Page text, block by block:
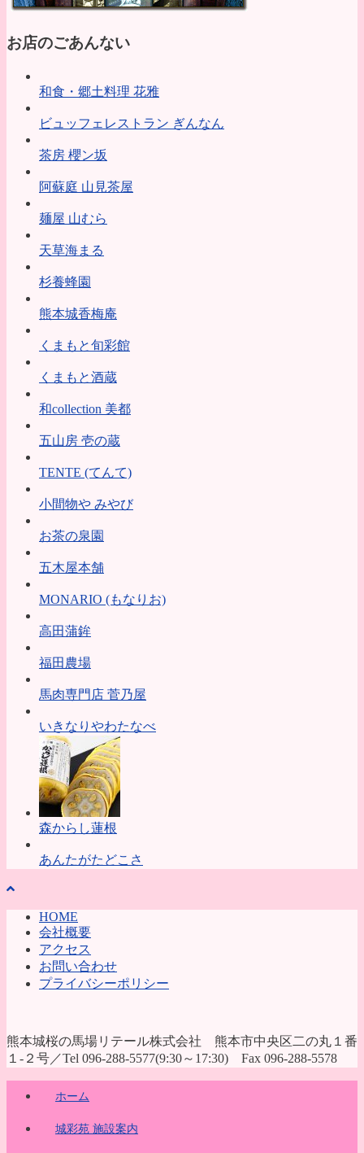
お店のごあんない
和食・郷土料理 花雅
ビュッフェレストラン ぎんなん
茶房 櫻ン坂
阿蘇庭 山見茶屋
麺屋 山むら
天草海まる
杉養蜂園
熊本城香梅庵
くまもと旬彩館
くまもと酒蔵
和collection 美都
五山房 壱の蔵
TENTE (てんて)
小間物や みやび
お茶の泉園
五木屋本舗
MONARIO (もなりお)
高田蒲鉾
福田農場
馬肉専門店 菅乃屋
いきなりやわたなべ
森からし蓮根
あんたがたどこさ
HOME
会社概要
アクセス
お問い合わせ
プライバシーポリシー
熊本城桜の馬場リテール株式会社 熊本市中央区二の丸１番
１-２号／Tel 096-288-5577(9:30～17:30) Fax 096-288-5578
ホーム
城彩苑 施設案内